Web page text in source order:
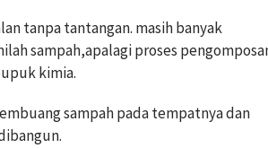
tanpa tantangan. masih banyak
sampah,apalagi proses
kimia.
sampah pada tempatnya dan